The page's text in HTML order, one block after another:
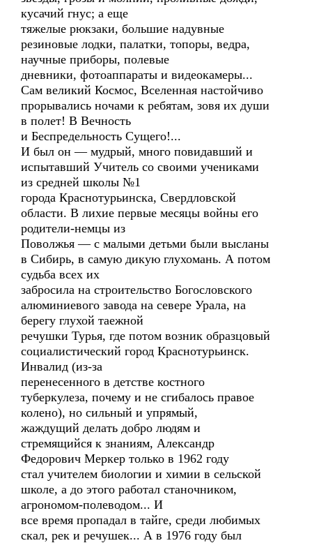
кусачий гнус; а еще
тяжелые рюкзаки, большие надувные
резиновые лодки, палатки, топоры, ведра,
научные приборы, полевые
дневники, фотоаппараты и видеокамеры...
Сам великий Космос, Вселенная настойчиво
прорывались ночами к ребятам, зовя их души
в полет! В Вечность
и Беспредельность Сущего!...
И был он — мудрый, много повидавший и
испытавший Учитель со своими учениками
из средней школы №1
города Краснотурьинска, Свердловской
области. В лихие первые месяцы войны его
родители-немцы из
Поволжья — с малыми детьми были высланы
в Сибирь, в самую дикую глухомань. А потом
судьба всех их
забросила на строительство Богословского
алюминиевого завода на севере Урала, на
берегу глухой таежной
речушки Турья, где потом возник образцовый
социалистический город Краснотурьинск.
Инвалид (из-за
перенесенного в детстве костного
туберкулеза, почему и не сгибалось правое
колено), но сильный и упрямый,
жаждущий делать добро людям и
стремящийся к знаниям, Александр
Федорович Меркер только в 1962 году
стал учителем биологии и химии в сельской
школе, а до этого работал станочником,
агрономом-полеводом... И
все время пропадал в тайге, среди любимых
скал, рек и речушек... А в 1976 году был